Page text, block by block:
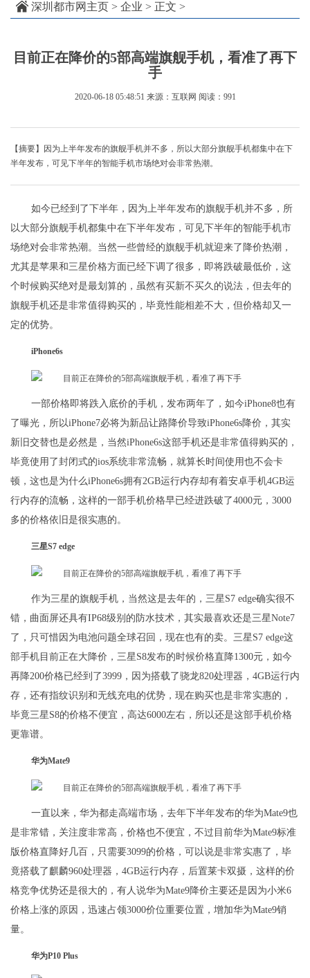
深圳都市网主页 > 企业 > 正文 >
目前正在降价的5部高端旗舰手机，看准了再下
手
2020-06-18 05:48:51 来源：互联网 阅读：991
【摘要】因为上半年发布的旗舰手机并不多，所以大部分旗舰手机都集中在下
半年发布，可见下半年的智能手机市场绝对会非常热潮。
如今已经到了下半年，因为上半年发布的旗舰手机并不多，所
以大部分旗舰手机都集中在下半年发布，可见下半年的智能手机市
场绝对会非常热潮。当然一些曾经的旗舰手机就迎来了降价热潮，
尤其是苹果和三星价格方面已经下调了很多，即将跌破最低价，这
个时候购买绝对是最划算的，虽然有买新不买久的说法，但去年的
旗舰手机还是非常值得购买的，毕竟性能相差不大，但价格却又一
定的优势。
iPhone6s
一部价格即将跌入底价的手机，发布两年了，如今iPhone8也有
了曝光，所以iPhone7必将为新品让路降价导致iPhone6s降价，其实
新旧交替也是必然是，当然iPhone6s这部手机还是非常值得购买的，
毕竟使用了封闭式的ios系统非常流畅，就算长时间使用也不会卡
顿，这也是为什么iPhone6s拥有2GB运行内存却有着安卓手机4GB运
行内存的流畅，这样的一部手机价格早已经进跌破了4000元，3000
多的价格依旧是很实惠的。
三星S7 edge
作为三星的旗舰手机，当然这是去年的，三星S7 edge确实很不
错，曲面屏还具有IP68级别的防水技术，其实最喜欢还是三星Note7
了，只可惜因为电池问题全球召回，现在也有的卖。三星S7 edge这
部手机目前正在大降价，三星S8发布的时候价格直降1300元，如今
再降200价格已经到了3999，因为搭载了骁龙820处理器，4GB运行内
存，还有指纹识别和无线充电的优势，现在购买也是非常实惠的，
毕竟三星S8的价格不便宜，高达6000左右，所以还是这部手机价格
更靠谱。
华为Mate9
一直以来，华为都走高端市场，去年下半年发布的华为Mate9也
是非常错，关注度非常高，价格也不便宜，不过目前华为Mate9标准
版价格直降好几百，只需要3099的价格，可以说是非常实惠了，毕
竟搭载了麒麟960处理器，4GB运行内存，后置莱卡双摄，这样的价
格竞争优势还是很大的，有人说华为Mate9降价主要还是因为小米6
价格上涨的原因，迅速占领3000价位重要位置，增加华为Mate9销
量。
华为P10 Plus